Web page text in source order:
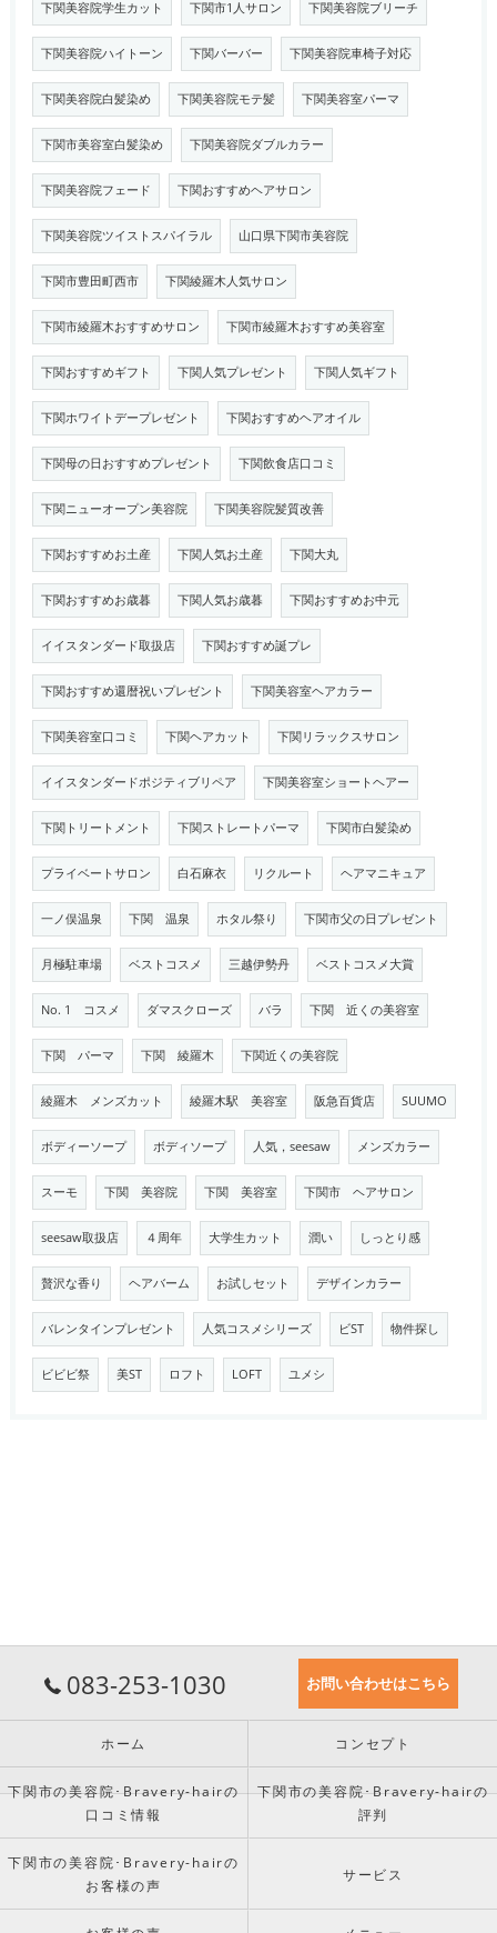
下関美容院学生カット 下関市1人サロン 下関美容院ブリーチ
下関美容院ハイトーン 下関バーバー 下関美容院車椅子対応
下関美容院白髪染め 下関美容院モテ髪 下関美容室パーマ
下関市美容室白髪染め 下関美容院ダブルカラー
下関美容院フェード 下関おすすめヘアサロン
下関美容院ツイストスパイラル 山口県下関市美容院
下関市豊田町西市 下関綾羅木人気サロン
下関市綾羅木おすすめサロン 下関市綾羅木おすすめ美容室
下関おすすめギフト 下関人気プレゼント 下関人気ギフト
下関ホワイトデープレゼント 下関おすすめヘアオイル
下関母の日おすすめプレゼント 下関飲食店口コミ
下関ニューオープン美容院 下関美容院髪質改善
下関おすすめお土産 下関人気お土産 下関大丸
下関おすすめお歳暮 下関人気お歳暮 下関おすすめお中元
イイスタンダード取扱店 下関おすすめ誕プレ
下関おすすめ還暦祝いプレゼント 下関美容室ヘアカラー
下関美容室口コミ 下関ヘアカット 下関リラックスサロン
イイスタンダードポジティブリペア 下関美容室ショートヘアー
下関トリートメント 下関ストレートパーマ 下関市白髪染め
プライベートサロン 白石麻衣 リクルート ヘアマニキュア
一ノ俣温泉 下関 温泉 ホタル祭り 下関市父の日プレゼント
月極駐車場 ベストコスメ 三越伊勢丹 ベストコスメ大賞
No. 1 コスメ ダマスクローズ バラ 下関 近くの美容室
下関 パーマ 下関 綾羅木 下関近くの美容院
綾羅木 メンズカット 綾羅木駅 美容室 阪急百貨店 SUUMO
ボディーソープ ボディソープ 人気，seesaw メンズカラー
スーモ 下関 美容院 下関 美容室 下関市 ヘアサロン
seesaw取扱店 ４周年 大学生カット 潤い しっとり感
贅沢な香り ヘアバーム お試しセット デザインカラー
バレンタインプレゼント 人気コスメシリーズ ビST 物件探し
ビビビ祭 美ST ロフト LOFT ユメシ
083-253-1030 お問い合わせはこちら
ホーム コンセプト
下関市の美容院･Bravery-hairの
口コミ情報
下関市の美容院･Bravery-hairの
評判
下関市の美容院･Bravery-hairの
お客様の声
サービス